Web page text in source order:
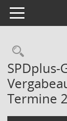
Toggle navigation
Termine